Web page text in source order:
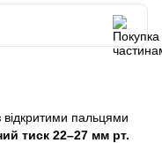
пальцями
тиск 22–27 мм рт.